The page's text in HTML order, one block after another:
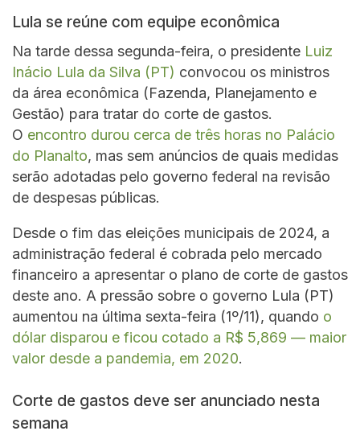
Lula se reúne com equipe econômica
Na tarde dessa segunda-feira, o presidente Luiz
Inácio Lula da Silva (PT) convocou os ministros
da área econômica (Fazenda, Planejamento e
Gestão) para tratar do corte de gastos.
O encontro durou cerca de três horas no Palácio
do Planalto, mas sem anúncios de quais medidas
serão adotadas pelo governo federal na revisão
de despesas públicas.
Desde o fim das eleições municipais de 2024, a
administração federal é cobrada pelo mercado
financeiro a apresentar o plano de corte de gastos
deste ano. A pressão sobre o governo Lula (PT)
aumentou na última sexta-feira (1º/11), quando o
dólar disparou e ficou cotado a R$ 5,869 — maior
valor desde a pandemia, em 2020.
Corte de gastos deve ser anunciado nesta
semana